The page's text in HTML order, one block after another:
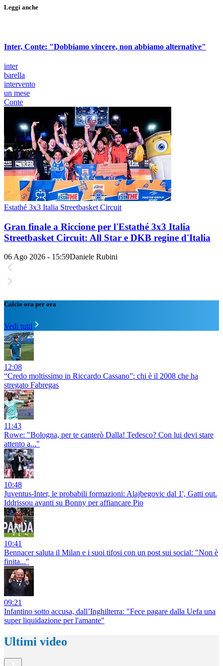
Leggi anche
Inter, Conte: "Dobbiamo vincere, non abbiamo alternative"
inter
barella
intervento
un mese
Conte
Estathé 3x3 Italia Streetbasket Circuit
Gran finale a Riccione per l'Estathé 3x3 Italia
Streetbasket Circuit: All Star e DKB regine d'Italia
06 Ago 2026 - 15:59Daniele Rubini
Calcio ora per ora
Vedi tutti
12:08
“Credo moltissimo in Riccardo Cassano”: chi è il 2008 che ha
stregato Fabregas
11:43
Rowe: "Bologna, per te canterò Dalla! Tedesco? Con lui devi stare
attento a..."
10:48
Juventus-Inter, le probabili formazioni: Alajbegovic dal 1', Gatti out.
Iddrissou avanti su Bonny per affiancare Pio
10:41
Bennacer saluta il Milan e i suoi tifosi con un post sui social: "Non è
finita..."
09:21
Infantino sotto accusa, dall’Inghilterra: "Fece pagare dalla Uefa una
super liquidazione per l'amante"
Ultimi video